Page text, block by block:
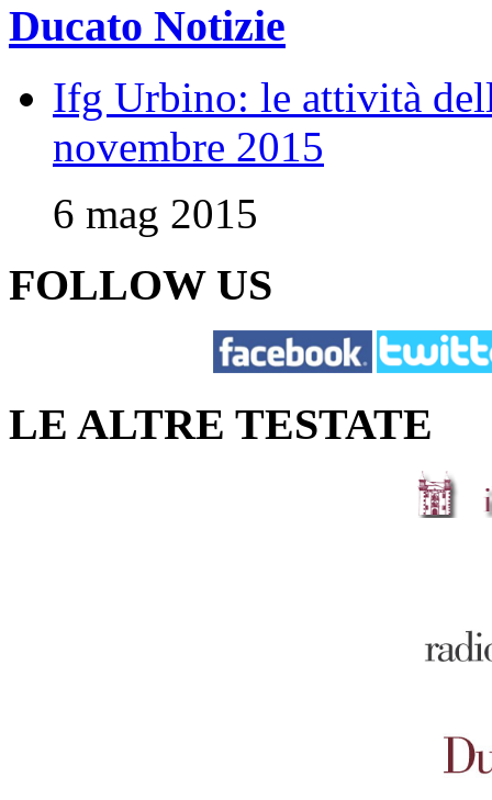
Ducato Notizie
Ifg Urbino: le attività
novembre 2015
6 mag 2015
FOLLOW US
LE ALTRE TESTATE